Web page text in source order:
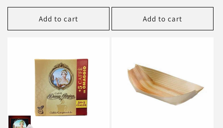
price
Add to cart
price
Add to cart